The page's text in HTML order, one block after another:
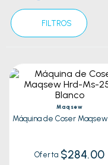
FILTROS
Maqsew
Máquina de Coser
Oferta $284.00